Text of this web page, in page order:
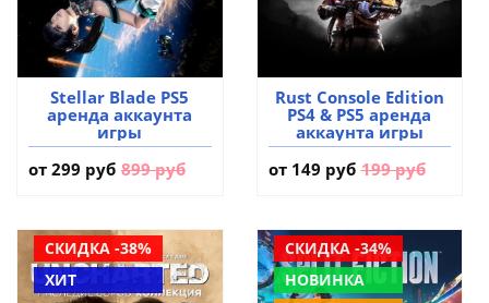
Stellar Blade PS5
аренда аккаунта
игры
от 299 руб 899 руб
Rust Console Edition
PS4 & PS5 аренда
аккаунта игры
от 149 руб 199 руб
СКИДКА -38%
ХИТ
СКИДКА -34%
НОВИНКА